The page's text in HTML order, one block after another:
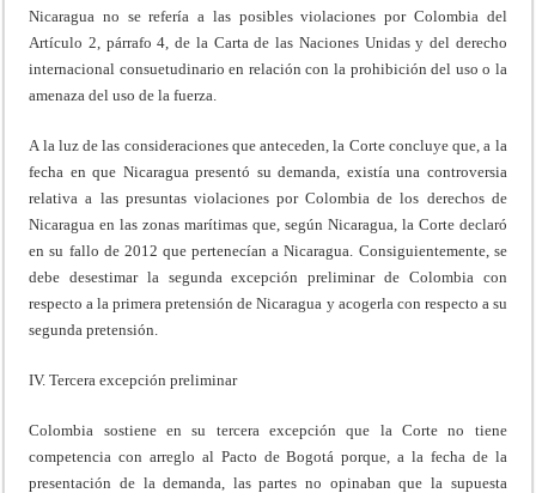
Nicaragua no se refería a las posibles violaciones por Colombia del
Artículo 2, párrafo 4, de la Carta de las Naciones Unidas y del derecho
internacional consuetudinario en relación con la prohibición del uso o la
amenaza del uso de la fuerza.
A la luz de las consideraciones que anteceden, la Corte concluye que, a la
fecha en que Nicaragua presentó su demanda, existía una controversia
relativa a las presuntas violaciones por Colombia de los derechos de
Nicaragua en las zonas marítimas que, según Nicaragua, la Corte declaró
en su fallo de 2012 que pertenecían a Nicaragua. Consiguientemente, se
debe desestimar la segunda excepción preliminar de Colombia con
respecto a la primera pretensión de Nicaragua y acogerla con respecto a su
segunda pretensión.
IV. Tercera excepción preliminar
Colombia sostiene en su tercera excepción que la Corte no tiene
competencia con arreglo al Pacto de Bogotá porque, a la fecha de la
presentación de la demanda, las partes no opinaban que la supuesta